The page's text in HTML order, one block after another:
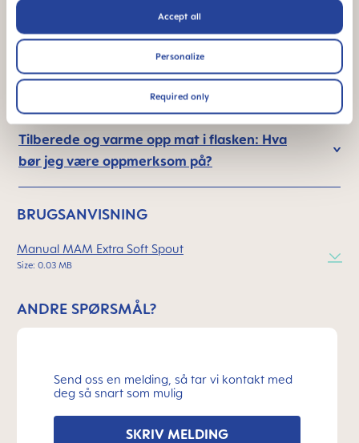
Accept all
Personalize
Required only
Hvordan rengjøres flaskesmokker?
Hvorfor uten BPA og BPS?
Tilberede og varme opp mat i flasken: Hva
bør jeg være oppmerksom på?
BRUGSANVISNING
Manual MAM Extra Soft Spout
Size: 0.03 MB
ANDRE SPØRSMÅL?
Send oss en melding, så tar vi kontakt med
deg så snart som mulig
SKRIV MELDING